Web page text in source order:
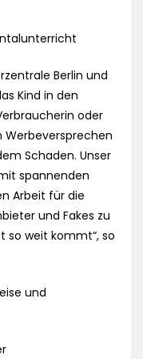
Berlin und
Kind in den
oder
Werbeversprechen
Schaden. Unser
spannenden
Arbeit für die
und Fakes zu
so weit kommt“, so
und